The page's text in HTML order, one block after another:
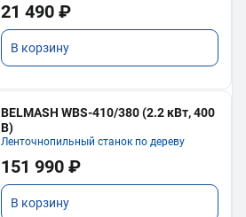
21 490 ₽
В корзину
BELMASH WBS-410/380 (2.2 кВт, 400
В)
Ленточнопильный станок по дереву
151 990 ₽
В корзину